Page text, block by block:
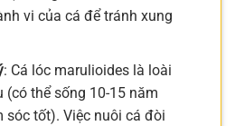
vi của cá để tránh xung
: Cá lóc marulioides là loài
(có thể sống 10-15 năm
sóc tốt). Việc nuôi cá đòi